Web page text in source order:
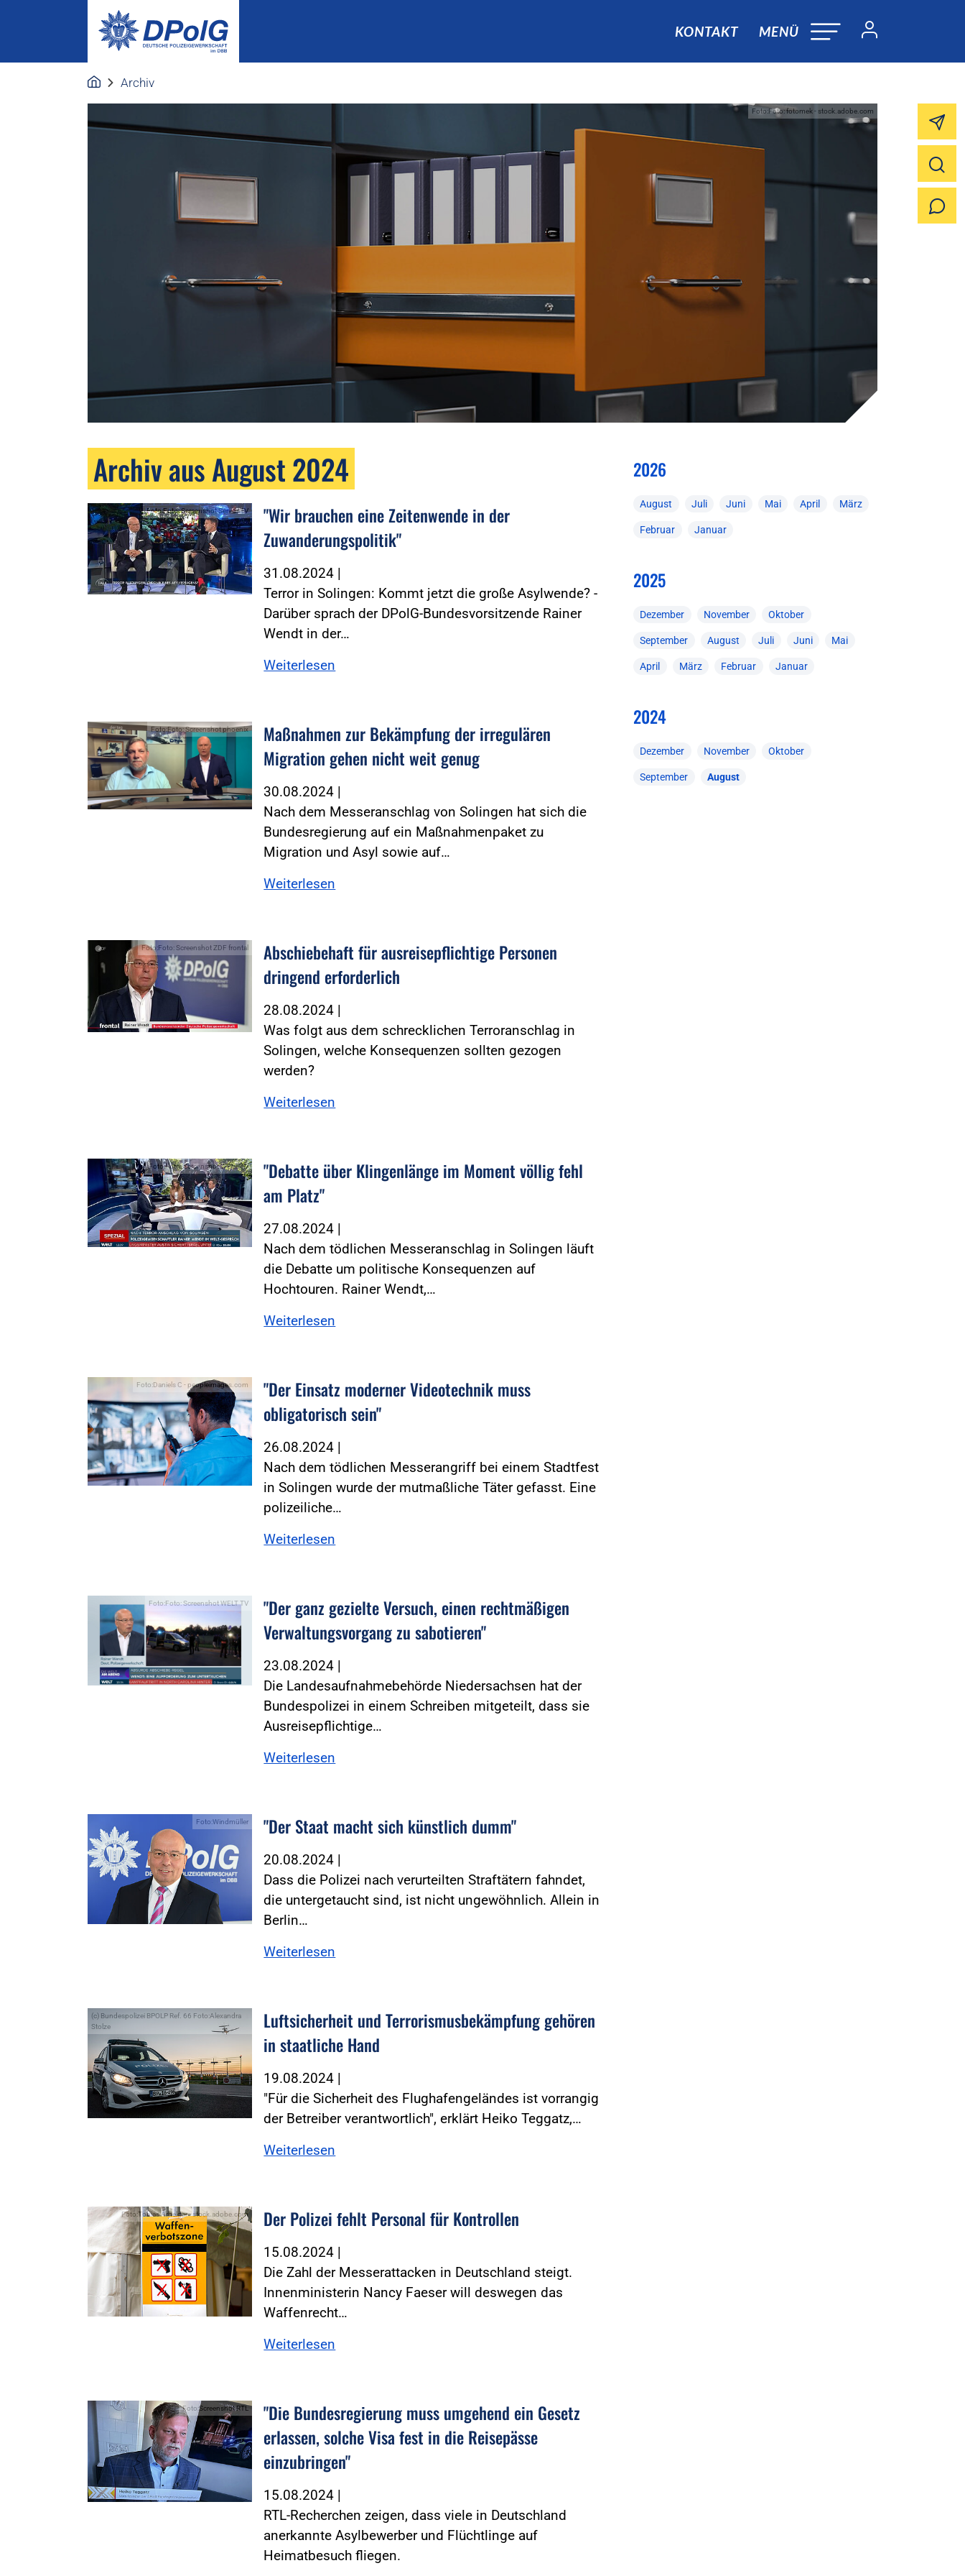
KONTAKT MENÜ
Archiv
Foto:Foto: fotomek - stock.adobe.com
Archiv aus August 2024
Foto:Foto: Screenshot ServusTV
"Wir brauchen eine Zeitenwende in der
Zuwanderungspolitik"
31.08.2024 |
Terror in Solingen: Kommt jetzt die große Asylwende? -
Darüber sprach der DPolG-Bundesvorsitzende Rainer
Wendt in der…
Weiterlesen
Foto:Foto: Screenshot phoenix
Maßnahmen zur Bekämpfung der irregulären
Migration gehen nicht weit genug
30.08.2024 |
Nach dem Messeranschlag von Solingen hat sich die
Bundesregierung auf ein Maßnahmenpaket zu
Migration und Asyl sowie auf…
Weiterlesen
Foto:Foto: Screenshot ZDF frontal
Abschiebehaft für ausreisepflichtige Personen
dringend erforderlich
28.08.2024 |
Was folgt aus dem schrecklichen Terroranschlag in
Solingen, welche Konsequenzen sollten gezogen
werden?
Weiterlesen
Foto:Foto: Screenshot WELT TV
"Debatte über Klingenlänge im Moment völlig fehl
am Platz"
27.08.2024 |
Nach dem tödlichen Messeranschlag in Solingen läuft
die Debatte um politische Konsequenzen auf
Hochtouren. Rainer Wendt,…
Weiterlesen
Foto:Daniels C - peopleimages.com
"Der Einsatz moderner Videotechnik muss
obligatorisch sein"
26.08.2024 |
Nach dem tödlichen Messerangriff bei einem Stadtfest
in Solingen wurde der mutmaßliche Täter gefasst. Eine
polizeiliche…
Weiterlesen
Foto:Foto: Screenshot WELT TV
"Der ganz gezielte Versuch, einen rechtmäßigen
Verwaltungsvorgang zu sabotieren"
23.08.2024 |
Die Landesaufnahmebehörde Niedersachsen hat der
Bundespolizei in einem Schreiben mitgeteilt, dass sie
Ausreisepflichtige…
Weiterlesen
Foto:Windmüller "Der Staat macht sich künstlich dumm"
20.08.2024 |
Dass die Polizei nach verurteilten Straftätern fahndet,
die untergetaucht sind, ist nicht ungewöhnlich. Allein in
Berlin…
Weiterlesen
(c) Bundespolizei BPOLP Ref. 66 Foto:Alexandra
Stolze
Luftsicherheit und Terrorismusbekämpfung gehören
in staatliche Hand
19.08.2024 |
"Für die Sicherheit des Flughafengeländes ist vorrangig
der Betreiber verantwortlich", erklärt Heiko Teggatz,…
Weiterlesen
Foto:Tobias Arhelger - stock.adobe.com Der Polizei fehlt Personal für Kontrollen
15.08.2024 |
Die Zahl der Messerattacken in Deutschland steigt.
Innenministerin Nancy Faeser will deswegen das
Waffenrecht…
Weiterlesen
Foto:Screenshot RTL
"Die Bundesregierung muss umgehend ein Gesetz
erlassen, solche Visa fest in die Reisepässe
einzubringen"
15.08.2024 |
RTL-Recherchen zeigen, dass viele in Deutschland
anerkannte Asylbewerber und Flüchtlinge auf
Heimatbesuch fliegen.
2026
August Juli Juni Mai April März
Februar Januar
2025
Dezember November Oktober
September August Juli Juni Mai
April März Februar Januar
2024
Dezember November Oktober
September August